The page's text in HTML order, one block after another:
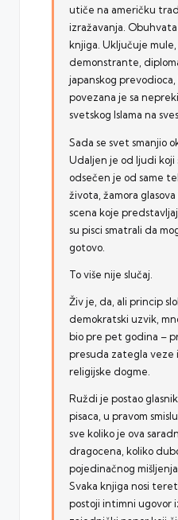
utiče na američku
izražavanja.
knjiga. Uključuje
demonstrante,
japanskog prevodioca,
povezana je sa
svetskog Islama na
Sada se svet smanjio
Udaljen je od ljudi koji
odsečen je od same
života, žamora
scena koje
su pisci smatrali da
gotovo.
To više nije slučaj.
Živ je, da, ali princip
demokratski uzvik,
bio pre pet godina –
presuda zategla veze
religijske dogme.
Ruždi je postao
pisaca, u pravom
sve koliko je ova
dragocena, koliko
pojedinačnog
Svaka knjiga nosi
postoji intimni ugovor